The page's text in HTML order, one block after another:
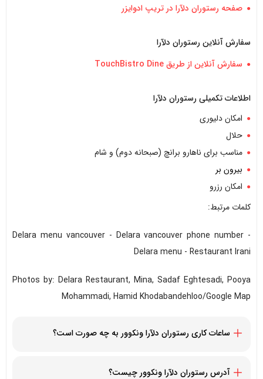
صفحه رستوران دلآرا در تریپ ادوایزر
سفارش آنلاین رستوران دلآرا
سفارش آنلاین از طریق TouchBistro Dine
اطلاعات تکمیلی رستوران دلآرا
امکان دلیوری
حلال
مناسب برای ناهارو برانچ (صبحانه دوم) و شام
بیرون بر
امکان رزرو
کلمات مرتبط:
Delara menu vancouver - Delara vancouver phone number -
Delara menu - Restaurant Irani
Photos by: Delara Restaurant, Mina, Sadaf Eghtesadi, Pooya
Mohammadi, Hamid Khodabandehloo/Google Map
ساعات کاری رستوران دلآرا ونکوور به چه صورت است؟
آدرس رستوران دلآرا ونکوور چیست؟